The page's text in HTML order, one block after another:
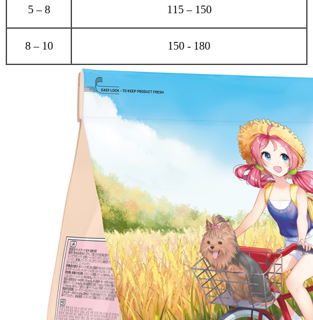
5 – 8 115 – 150
8 – 10 150 - 180